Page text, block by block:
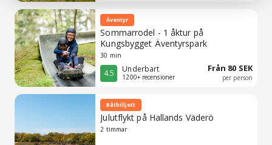
Äventyr
Sommarrodel - 1 åktur på
Kungsbygget Äventyrspark
30 min
4.5 Underbart
1200+ recensioner
Från 80 SEK
per person
Båtbilljett
Julutflykt på Hallands Väderö
2 timmar